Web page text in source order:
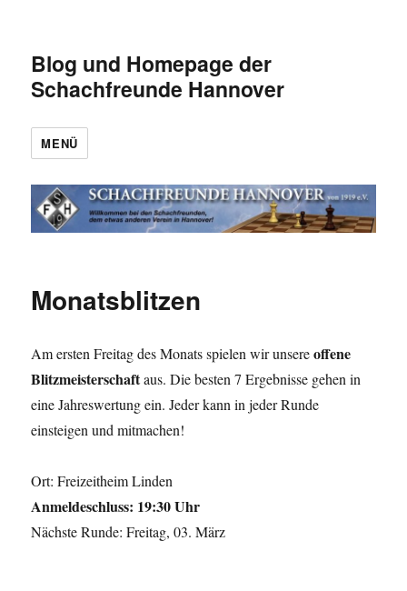
Blog und Homepage der
Schachfreunde Hannover
MENÜ
Monatsblitzen
Am ersten Freitag des Monats spielen wir unsereoffene
Blitzmeisterschaftaus. Die besten 7 Ergebnisse gehen in
eine Jahreswertung ein. Jeder kann in jeder Runde
einsteigen und mitmachen!
Ort: Freizeitheim Linden
Anmeldeschluss: 19:30 Uhr
Nächste Runde: Freitag, 03. März